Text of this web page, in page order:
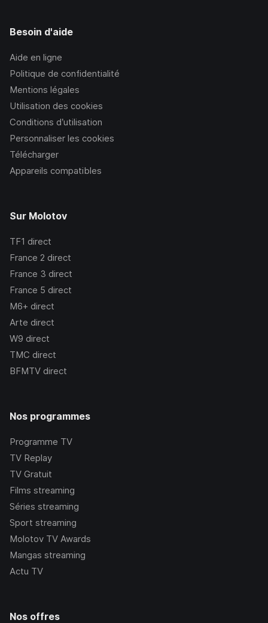
Besoin d'aide
Aide en ligne
Politique de confidentialité
Mentions légales
Utilisation des cookies
Conditions d’utilisation
Personnaliser les cookies
Télécharger
Appareils compatibles
Sur Molotov
TF1 direct
France 2 direct
France 3 direct
France 5 direct
M6+ direct
Arte direct
W9 direct
TMC direct
BFMTV direct
Nos programmes
Programme TV
TV Replay
TV Gratuit
Films streaming
Séries streaming
Sport streaming
Molotov TV Awards
Mangas streaming
Actu TV
Nos offres